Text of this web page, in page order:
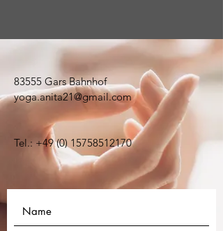
83555 Gars Bahnhof
yoga.anita21@gmail.com
Tel.: +49 (0) 15758512170